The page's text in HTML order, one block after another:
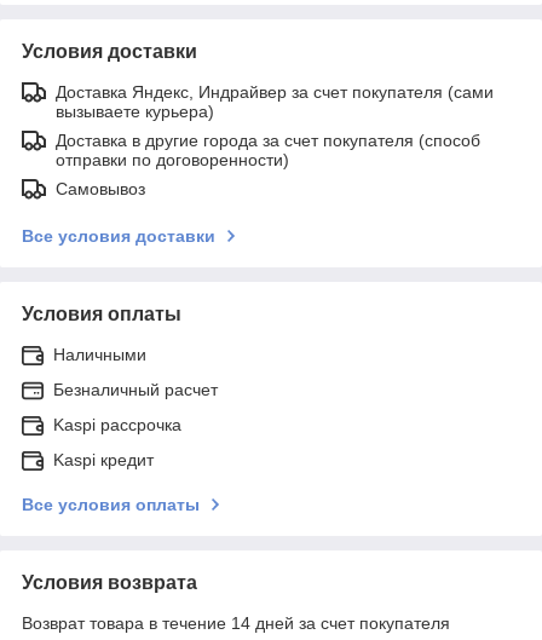
Условия доставки
Доставка Яндекс, Индрайвер за счет покупателя (сами
вызываете курьера)
Доставка в другие города за счет покупателя (способ
отправки по договоренности)
Самовывоз
Все условия доставки
Условия оплаты
Наличными
Безналичный расчет
Kaspi рассрочка
Kaspi кредит
Все условия оплаты
Условия возврата
Возврат товара в течение 14 дней за счет покупателя